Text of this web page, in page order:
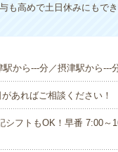
も高めで土日休みにもで
から---分／摂津駅から---
あればご相談ください！
フトもOK！早番 7:00～